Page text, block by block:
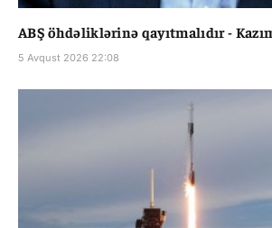
ABŞ öhdəliklərinə qayıtmalıdır -
5 Avqust 2026 22:08